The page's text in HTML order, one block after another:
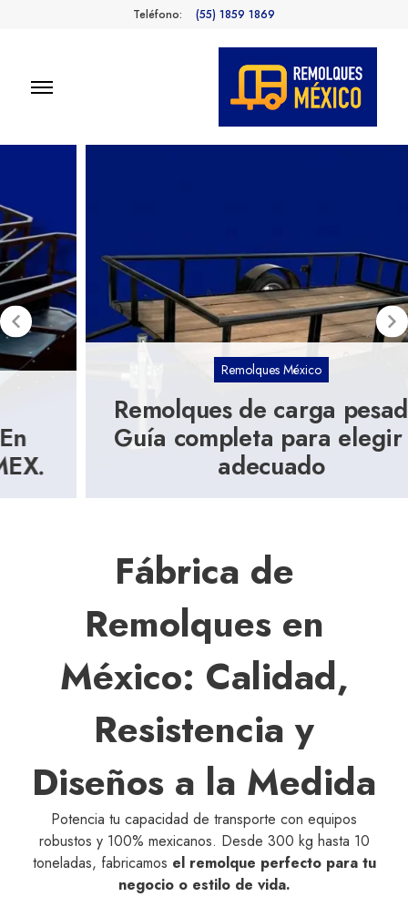
Teléfono: (55) 1859 1869
Remolques
Remolques México
Remolques de carga pesada:
Guía completa para elegir el
adecuado
Fábrica de
Remolques en
México: Calidad,
Resistencia y
Diseños a la Medida
Potencia tu capacidad de transporte con equipos
robustos y 100% mexicanos. Desde 300 kg hasta 10
toneladas, fabricamos el remolque perfecto para tu
negocio o estilo de vida.